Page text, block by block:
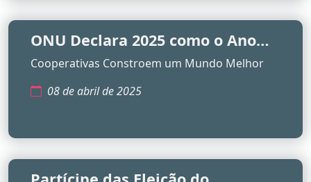
ONU Declara 2025 como o Ano
Internacional das Cooperativas!
Cooperativas Constroem um Mundo Melhor
08 de abril de 2025